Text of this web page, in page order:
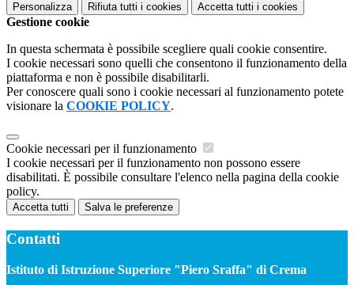
Personalizza Rifiuta tutti i cookies Accetta tutti i cookies
Gestione cookie
In questa schermata è possibile scegliere quali cookie consentire.
I cookie necessari sono quelli che consentono il funzionamento della
piattaforma e non è possibile disabilitarli.
Per conoscere quali sono i cookie necessari al funzionamento potete
visionare la COOKIE POLICY.
Cookie necessari per il funzionamento
I cookie necessari per il funzionamento non possono essere
disabilitati. È possibile consultare l'elenco nella pagina della cookie
policy.
Accetta tutti Salva le preferenze
Contatti
Istituto di Istruzione Superiore "Piero Sraffa" di Crema